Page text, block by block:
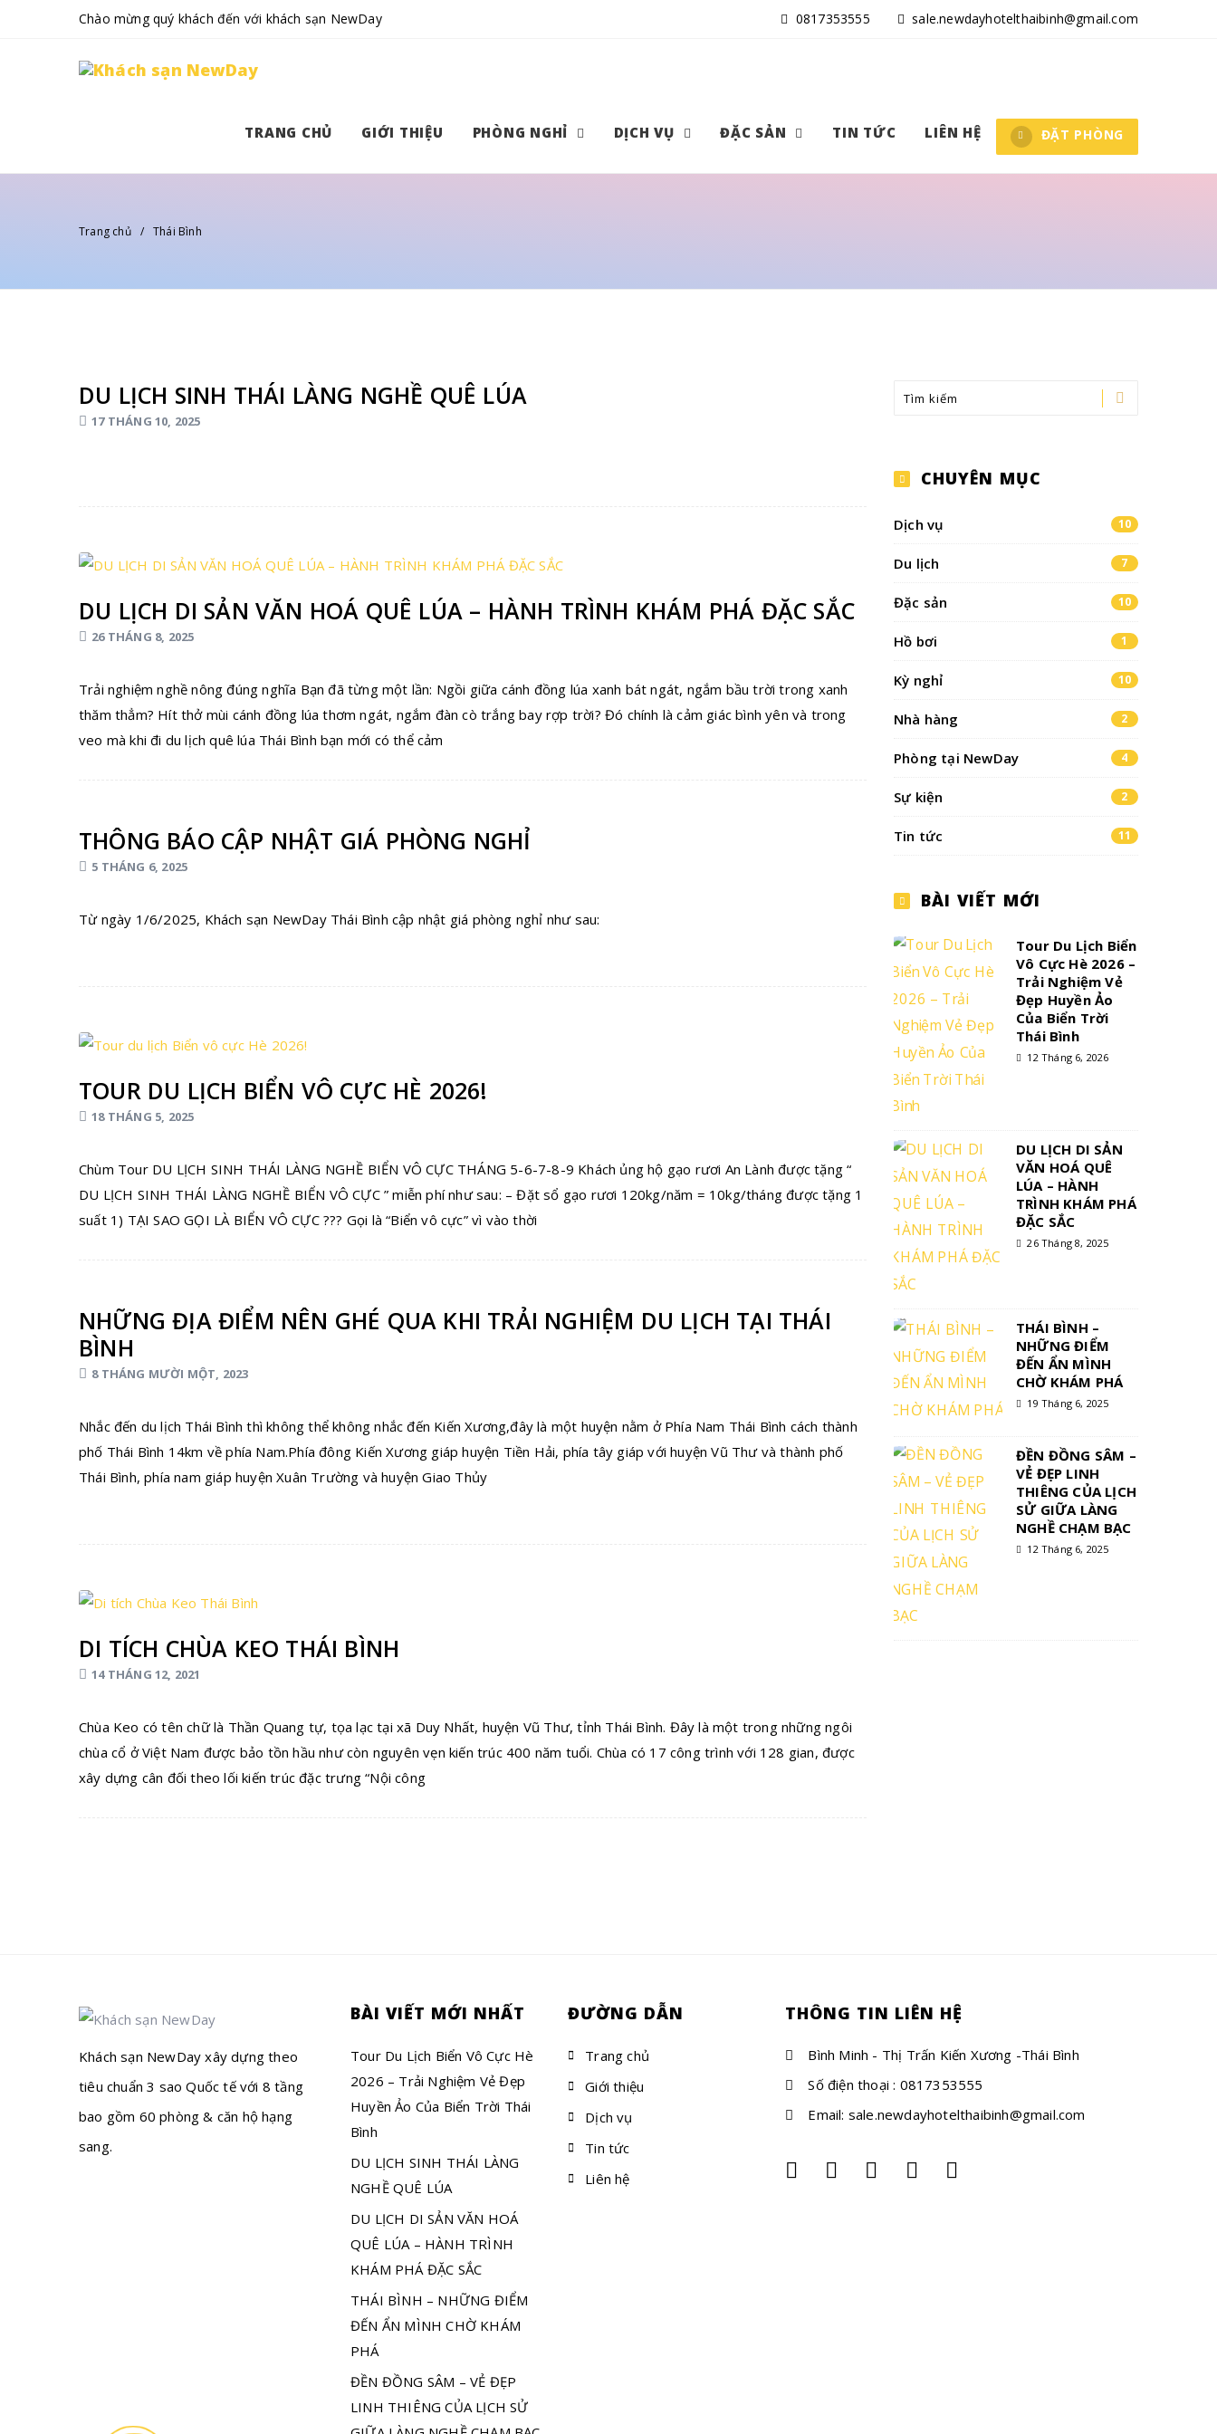
Chào mừng quý khách đến với khách sạn NewDay 0817353555 sale.newdayhotelthaibinh@gmail.com
TRANG CHỦ GIỚI THIỆU PHÒNG NGHỈ DỊCH VỤ ĐẶC SẢN TIN TỨC LIÊN HỆ ĐẶT PHÒNG
Trang chủ Thái Bình
DU LỊCH SINH THÁI LÀNG NGHỀ QUÊ LÚA
17 THÁNG 10, 2025
DU LỊCH DI SẢN VĂN HOÁ QUÊ LÚA – HÀNH TRÌNH KHÁM PHÁ ĐẶC SẮC
26 THÁNG 8, 2025
Trải nghiệm nghề nông đúng nghĩa Bạn đã từng một lần: Ngồi giữa cánh đồng lúa xanh bát ngát, ngắm bầu trời trong xanh
thăm thẳm? Hít thở mùi cánh đồng lúa thơm ngát, ngắm đàn cò trắng bay rợp trời? Đó chính là cảm giác bình yên và trong
veo mà khi đi du lịch quê lúa Thái Bình bạn mới có thể cảm
THÔNG BÁO CẬP NHẬT GIÁ PHÒNG NGHỈ
5 THÁNG 6, 2025
Từ ngày 1/6/2025, Khách sạn NewDay Thái Bình cập nhật giá phòng nghỉ như sau:
TOUR DU LỊCH BIỂN VÔ CỰC HÈ 2026!
18 THÁNG 5, 2025
Chùm Tour DU LỊCH SINH THÁI LÀNG NGHỀ BIỂN VÔ CỰC THÁNG 5-6-7-8-9 Khách ủng hộ gạo rươi An Lành được tặng “
DU LỊCH SINH THÁI LÀNG NGHỀ BIỂN VÔ CỰC ” miễn phí như sau: – Đặt sổ gạo rươi 120kg/năm = 10kg/tháng được tặng 1
suất 1) TẠI SAO GỌI LÀ BIỂN VÔ CỰC ??? Gọi là “Biển vô cực” vì vào thời
NHỮNG ĐỊA ĐIỂM NÊN GHÉ QUA KHI TRẢI NGHIỆM DU LỊCH TẠI THÁI
BÌNH
8 THÁNG MƯỜI MỘT, 2023
Nhắc đến du lịch Thái Bình thì không thể không nhắc đến Kiến Xương,đây là một huyện nằm ở Phía Nam Thái Bình cách thành
phố Thái Bình 14km về phía Nam.Phía đông Kiến Xương giáp huyện Tiền Hải, phía tây giáp với huyện Vũ Thư và thành phố
Thái Bình, phía nam giáp huyện Xuân Trường và huyện Giao Thủy
DI TÍCH CHÙA KEO THÁI BÌNH
14 THÁNG 12, 2021
Chùa Keo có tên chữ là Thần Quang tự, tọa lạc tại xã Duy Nhất, huyện Vũ Thư, tỉnh Thái Bình. Đây là một trong những ngôi
chùa cổ ở Việt Nam được bảo tồn hầu như còn nguyên vẹn kiến trúc 400 năm tuổi. Chùa có 17 công trình với 128 gian, được
xây dựng cân đối theo lối kiến trúc đặc trưng “Nội công
CHUYÊN MỤC
Dịch vụ 10
Du lịch 7
Đặc sản 10
Hồ bơi 1
Kỳ nghỉ 10
Nhà hàng 2
Phòng tại NewDay 4
Sự kiện 2
Tin tức 11
BÀI VIẾT MỚI
Tour Du Lịch Biển
Vô Cực Hè 2026 –
Trải Nghiệm Vẻ
Đẹp Huyền Ảo
Của Biển Trời
Thái Bình
12 Tháng 6, 2026
DU LỊCH DI SẢN
VĂN HOÁ QUÊ
LÚA – HÀNH
TRÌNH KHÁM PHÁ
ĐẶC SẮC
26 Tháng 8, 2025
THÁI BÌNH –
NHỮNG ĐIỂM
ĐẾN ẨN MÌNH
CHỜ KHÁM PHÁ
19 Tháng 6, 2025
ĐỀN ĐỒNG SÂM –
VẺ ĐẸP LINH
THIÊNG CỦA LỊCH
SỬ GIỮA LÀNG
NGHỀ CHẠM BẠC
12 Tháng 6, 2025
Khách sạn NewDay xây dựng theo
tiêu chuẩn 3 sao Quốc tế với 8 tầng
bao gồm 60 phòng & căn hộ hạng
sang.
BÀI VIẾT MỚI NHẤT
Tour Du Lịch Biển Vô Cực Hè
2026 – Trải Nghiệm Vẻ Đẹp
Huyền Ảo Của Biển Trời Thái
Bình
DU LỊCH SINH THÁI LÀNG
NGHỀ QUÊ LÚA
DU LỊCH DI SẢN VĂN HOÁ
QUÊ LÚA – HÀNH TRÌNH
KHÁM PHÁ ĐẶC SẮC
THÁI BÌNH – NHỮNG ĐIỂM
ĐẾN ẨN MÌNH CHỜ KHÁM
PHÁ
ĐỀN ĐỒNG SÂM – VẺ ĐẸP
LINH THIÊNG CỦA LỊCH SỬ
ĐƯỜNG DẪN
Trang chủ
Giới thiệu
Dịch vụ
Tin tức
Liên hệ
THÔNG TIN LIÊN HỆ
Bình Minh - Thị Trấn Kiến Xương -Thái Bình
Số điện thoại : 0817353555
Email: sale.newdayhotelthaibinh@gmail.com